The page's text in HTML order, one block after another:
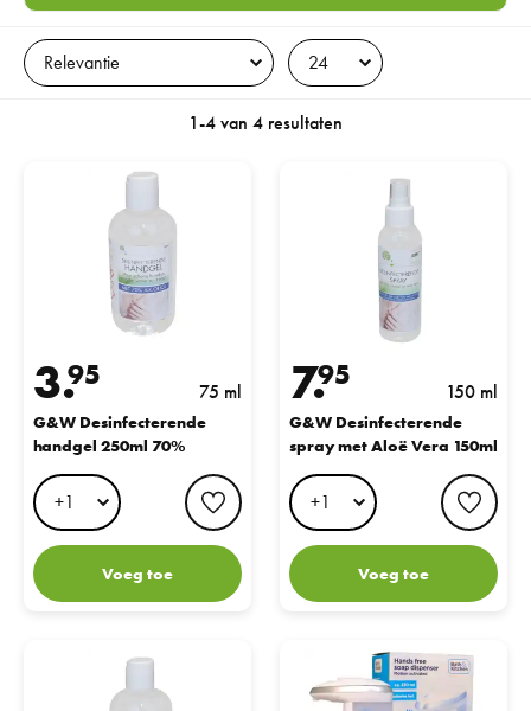
1-4 van 4 resultaten
G&W Desinfecterende handgel 250ml 70%
3.
95 75 ml
G&W Desinfecterende
handgel 250ml 70%
favorite button
Voeg toe
G&W Desinfecterende spray
7.
95 150 ml
G&W Desinfecterende
spray met Aloë Vera 150ml
Voeg toe
G&W Desinfecterende Handgel 500mlDesinfectie Dispenser met Sensor